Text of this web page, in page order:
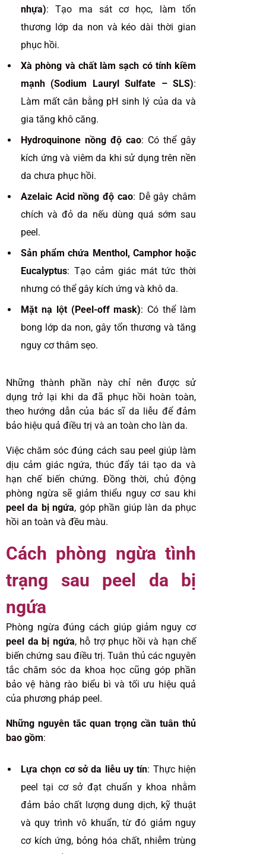
nhựa): Tạo ma sát cơ học, làm tổn
thương lớp da non và kéo dài thời gian
phục hồi.
Xà phòng và chất làm sạch có tính kiềm
mạnh (Sodium Lauryl Sulfate – SLS):
Làm mất cân bằng pH sinh lý của da và
gia tăng khô căng.
Hydroquinone nồng độ cao: Có thể gây
kích ứng và viêm da khi sử dụng trên nền
da chưa phục hồi.
Azelaic Acid nồng độ cao: Dễ gây châm
chích và đỏ da nếu dùng quá sớm sau
peel.
Sản phẩm chứa Menthol, Camphor hoặc
Eucalyptus: Tạo cảm giác mát tức thời
nhưng có thể gây kích ứng và khô da.
Mặt nạ lột (Peel-off mask): Có thể làm
bong lớp da non, gây tổn thương và tăng
nguy cơ thâm sẹo.
Những thành phần này chỉ nên được sử
dụng trở lại khi da đã phục hồi hoàn toàn,
theo hướng dẫn của bác sĩ da liễu để đảm
bảo hiệu quả điều trị và an toàn cho làn da.
Việc chăm sóc đúng cách sau peel giúp làm
dịu cảm giác ngứa, thúc đẩy tái tạo da và
hạn chế biến chứng. Đồng thời, chủ động
phòng ngừa sẽ giảm thiểu nguy cơ sau khi
peel da bị ngứa, góp phần giúp làn da phục
hồi an toàn và đều màu.
Cách phòng ngừa tình
trạng sau peel da bị
ngứa
Phòng ngừa đúng cách giúp giảm nguy cơ
peel da bị ngứa, hỗ trợ phục hồi và hạn chế
biến chứng sau điều trị. Tuân thủ các nguyên
tắc chăm sóc da khoa học cũng góp phần
bảo vệ hàng rào biểu bì và tối ưu hiệu quả
của phương pháp peel.
Những nguyên tắc quan trọng cần tuân thủ
bao gồm:
Lựa chọn cơ sở da liễu uy tín: Thực hiện
peel tại cơ sở đạt chuẩn y khoa nhằm
đảm bảo chất lượng dung dịch, kỹ thuật
và quy trình vô khuẩn, từ đó giảm nguy
cơ kích ứng, bỏng hóa chất, nhiễm trùng